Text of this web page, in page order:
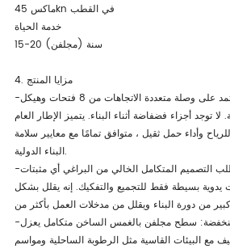
ماكس 45kn في القطب
خدمة الحياة
15-20 سنة (مجلفن)
4. مزايا المنتج
-سلامة هيكلية ممتازة: تعتمد على وصلة متعددة الاتجاهات من 8 فتحات وهيكل
لا توجد أجزاء فضفاضة أثناء البناء. يتميز الإطار العام
وأداء حمل ثقيل ، متوافق تمامًا مع معايير سلامة
البناء الدولية.
-كفاءة بناء عالية: لا يتطلب التصميم المتكامل الخالي من البراغي أي مثبتات
يدوية بسيطة فقط للتجميع والتفكيك. إنه يقلل بشكل
-متين & أمبير ؛ صيانة منخفضة: سطح مجلفن بالغمس الساخن متكامل يعزل
مع البيئات القاسية مثل الرطوبة الساحلية ومواسم